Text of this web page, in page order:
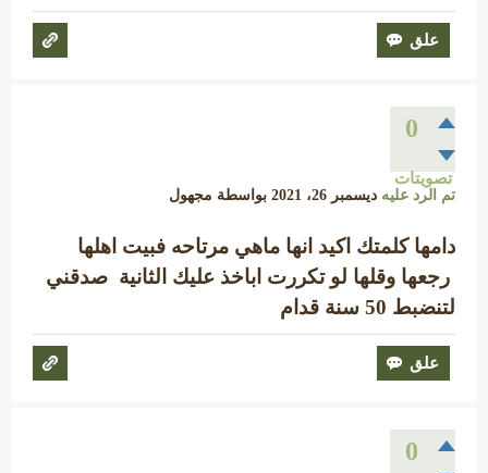
0
تصويتات
تم الرد عليه ديسمبر 26، 2021 بواسطة مجهول
دامها كلمتك اكيد انها ماهي مرتاحه فبيت اهلها
رجعها وقلها لو تكررت اباخذ عليك الثانية صدقني
لتنضبط 50 سنة قدام
0